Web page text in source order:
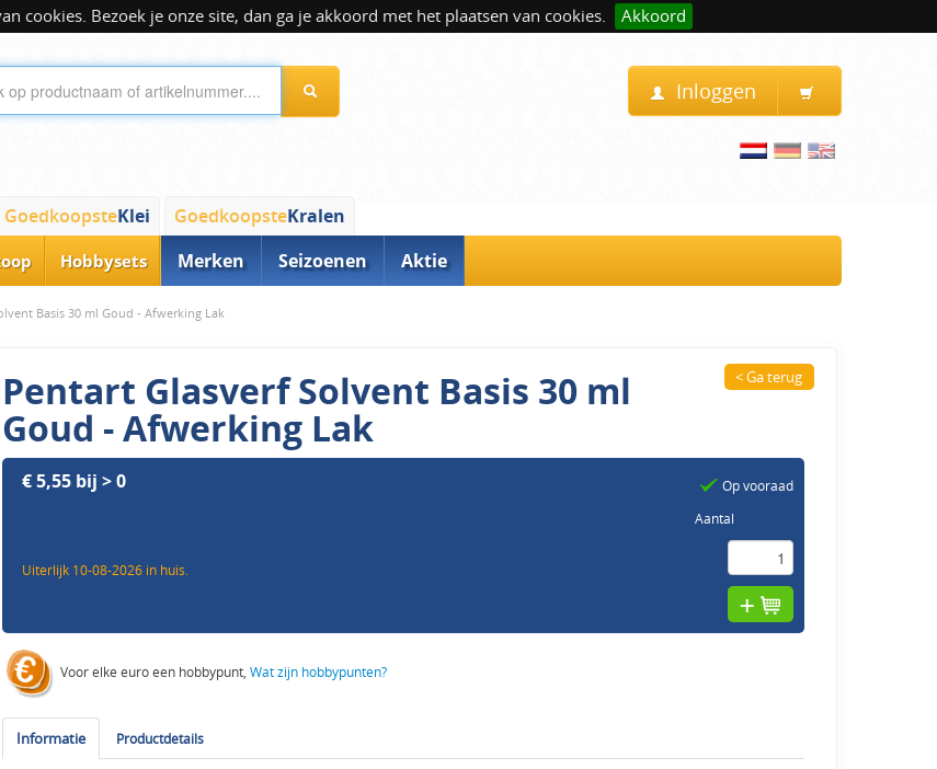
cookies. Bezoek je onze site, dan ga je akkoord met het plaatsen van cookies. Akkoord
Inloggen
GoedkoopsteKlei GoedkoopsteKralen
Hobbysets Merken Seizoenen Aktie
Basis 30 ml Goud - Afwerking Lak
Pentart Glasverf Solvent Basis 30 ml
Goud - Afwerking Lak
< Ga terug
€ 5,55 bij > 0
Uiterlijk 10-08-2026 in huis.
Op vooraad
Aantal
Voor elke euro een hobbypunt,Wat zijn hobbypunten?
Informatie Productdetails